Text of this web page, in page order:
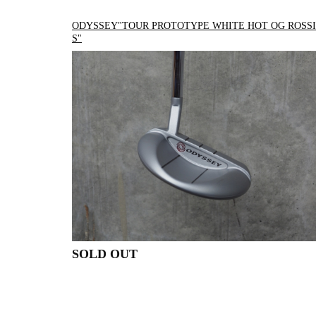
ODYSSEY"TOUR PROTOTYPE WHITE HOT OG
S"
SOLD OUT